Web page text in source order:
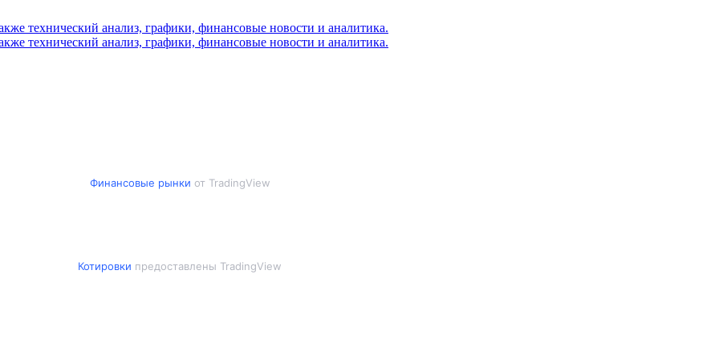
Финансовые рынки от TradingView
Котировки предоставлены TradingView